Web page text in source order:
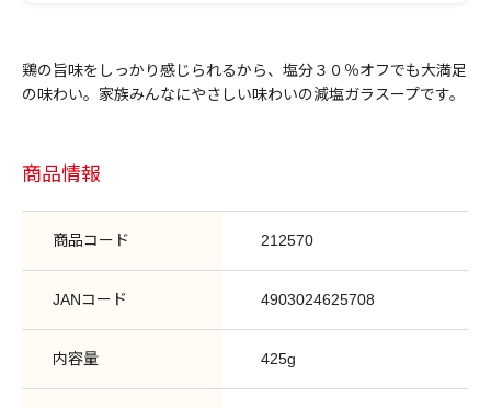
鶏の旨味をしっかり感じられるから、塩分３０％オフでも大満足
の味わい。家族みんなにやさしい味わいの減塩ガラスープです。
商品情報
商品コード 212570
JANコード 4903024625708
内容量 425g